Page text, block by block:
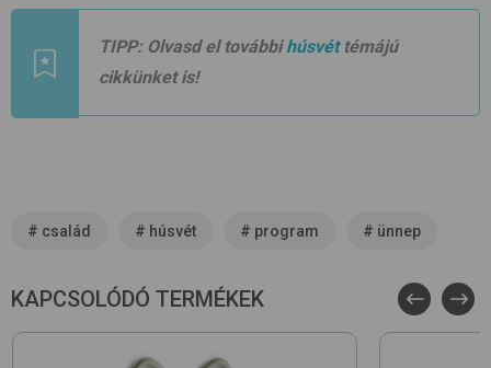
TIPP: Olvasd el továbbihúsvéttémájú
cikkünket is!
# család # húsvét # program # ünnep
KAPCSOLÓDÓ TERMÉKEK